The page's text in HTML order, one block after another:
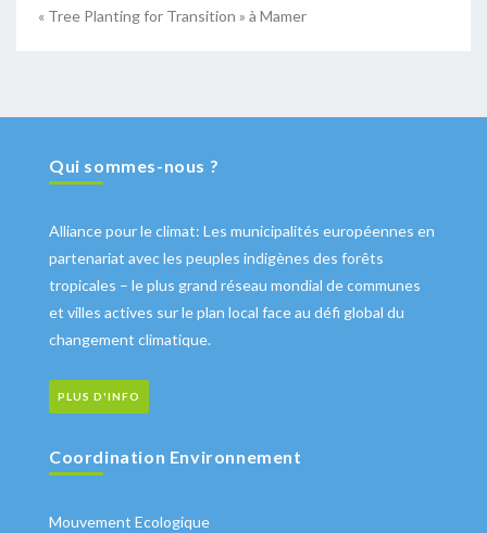
« Tree Planting for Transition » à Mamer
Qui sommes-nous ?
Alliance pour le climat: Les municipalités européennes en
partenariat avec les peuples indigènes des forêts
tropicales – le plus grand réseau mondial de communes
et villes actives sur le plan local face au défi global du
changement climatique.
PLUS D'INFO
Coordination Environnement
Mouvement Ecologique